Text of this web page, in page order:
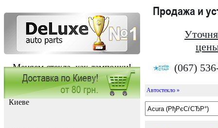
Меняем стекла, как лампочки!
Продажа и
(067)
Заказать установку автостекла в
Киеве
Автостекло »